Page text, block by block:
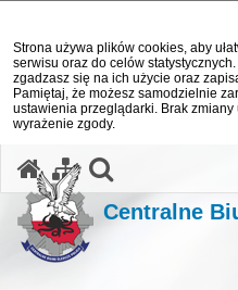
Strona używa plików cookies, aby
serwisu oraz do celów
zgadzasz się na ich użycie oraz
Pamiętaj, że możesz samodzielnie
ustawienia przeglądarki. Brak
wyrażenie zgody.
Centralne